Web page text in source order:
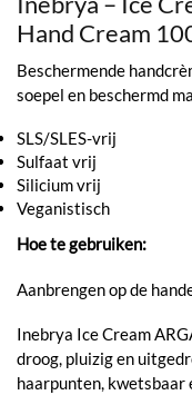
Hand Cream
Beschermende
soepel en beschermd
SLS/SLES-vrij
Sulfaat vrij
Silicium vrij
Veganistisch
Hoe te gebruiken:
Aanbrengen op de
Inebrya Ice Cream
droog, pluizig en
haarpunten, kwetsbaar